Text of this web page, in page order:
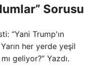
Sorusu
“Yani Trump'ın
her yerde yeşil
geliyor?” Yazdı.